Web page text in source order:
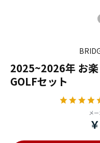
2025~2026年 お楽
GOLFセット
メ